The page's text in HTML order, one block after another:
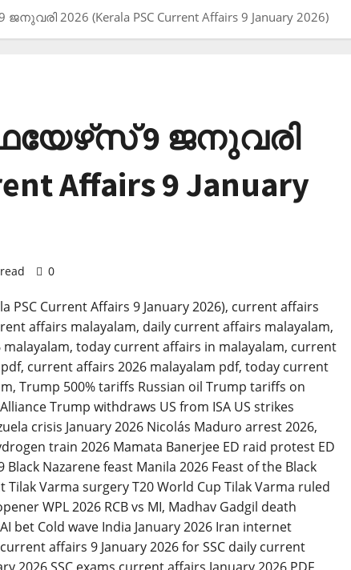
2026 (Kerala PSC Current Affairs 9 January 2026)
9 ജനുവരി
Affairs 9 January
0